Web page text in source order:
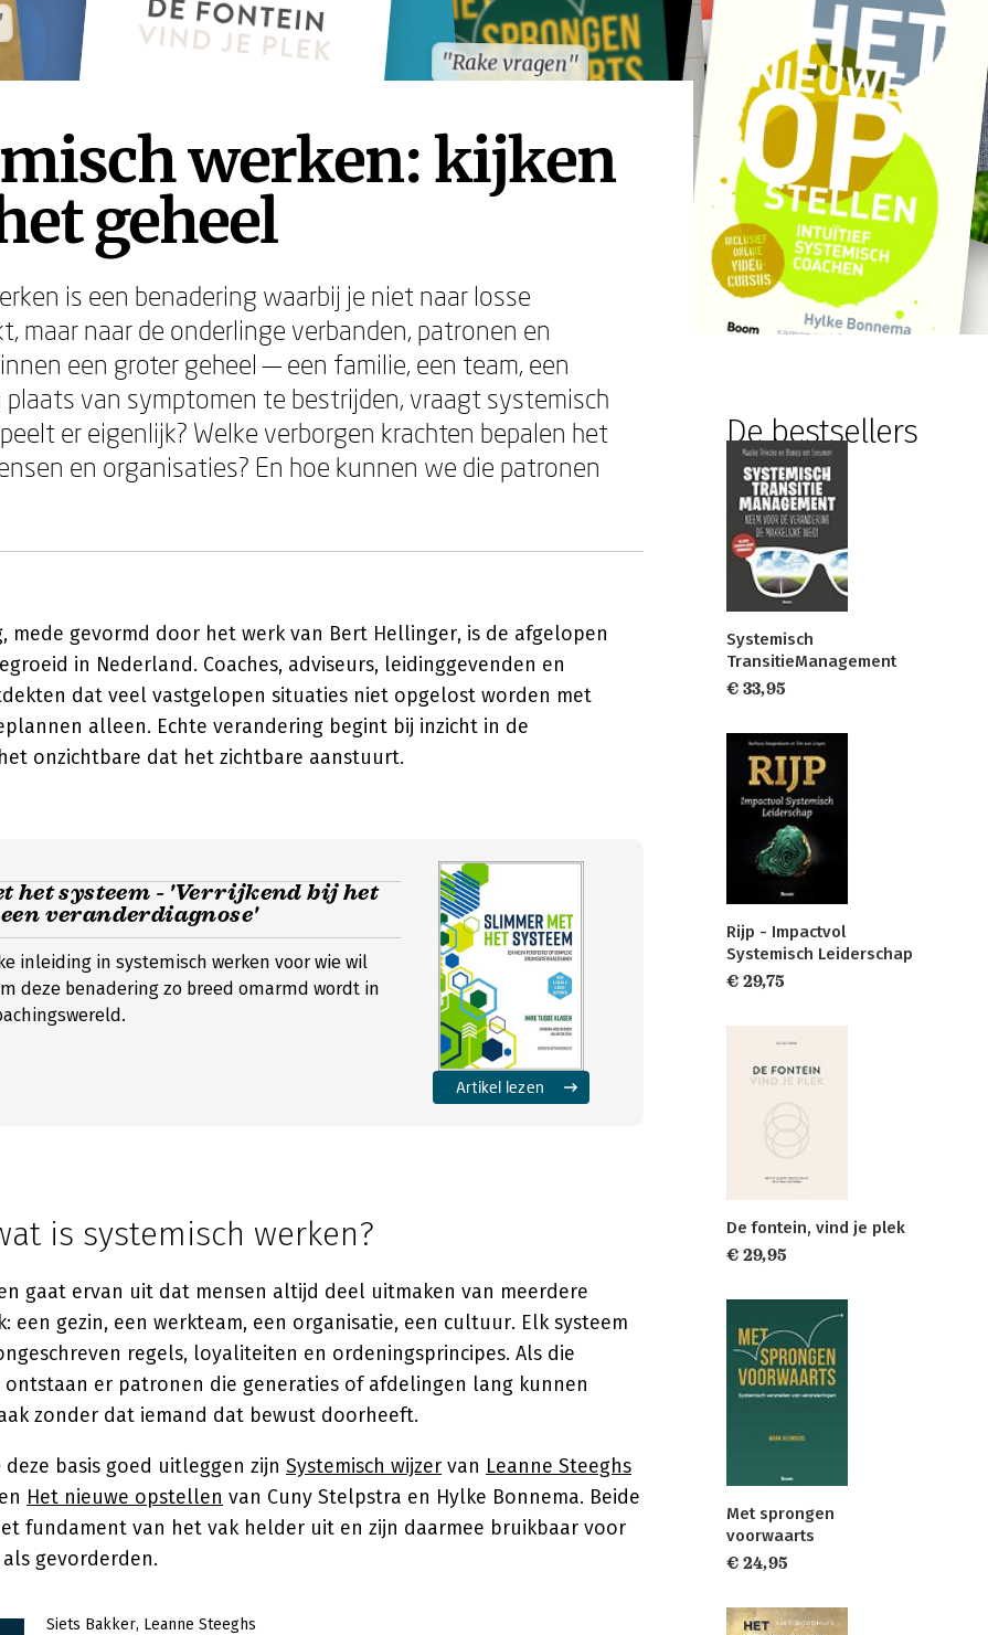
"Rake vragen"
"Rake vragen"
werken: kijken
geheel
is een benadering waarbij je niet naar losse
maar naar de onderlinge verbanden, patronen en
een groter geheel — een familie, een team, een
plaats van symptomen te bestrijden, vraagt systemisch
er eigenlijk? Welke verborgen krachten bepalen het
en organisaties? En hoe kunnen we die patronen
mede gevormd door het werk van Bert Hellinger, is de afgelopen
in Nederland. Coaches, adviseurs, leidinggevenden en
dat veel vastgelopen situaties niet opgelost worden met
alleen. Echte verandering begint bij inzicht in de
onzichtbare dat het zichtbare aanstuurt.
het systeem - 'Verrijkend bij het
veranderdiagnose'
inleiding in systemisch werken voor wie wil
deze benadering zo breed omarmd wordt in
Artikel lezen
is systemisch werken?
gaat ervan uit dat mensen altijd deel uitmaken van meerdere
een gezin, een werkteam, een organisatie, een cultuur. Elk systeem
regels, loyaliteiten en ordeningsprincipes. Als die
er patronen die generaties of afdelingen lang kunnen
zonder dat iemand dat bewust doorheeft.
deze basis goed uitleggen zijn Systemisch wijzer van Leanne Steeghs
Het nieuwe opstellen van Cuny Stelpstra en Hylke Bonnema. Beide
fundament van het vak helder uit en zijn daarmee bruikbaar voor
gevorderden.
Siets Bakker Leanne Steeghs
De bestsellers
Systemisch
TransitieManagement
€ 33,95
Rijp - Impactvol
Systemisch Leiderschap
€ 29,75
De fontein, vind je plek
€ 29,95
Met sprongen
voorwaarts
€ 24,95